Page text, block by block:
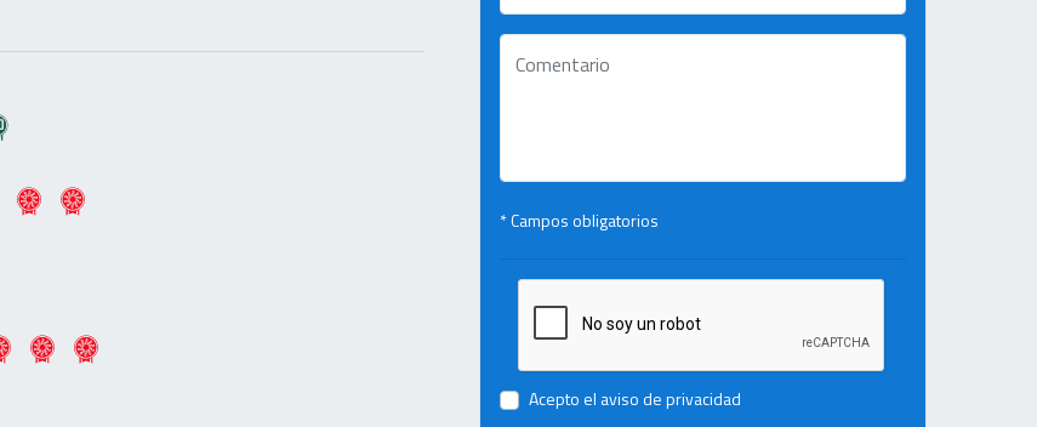
* Campos obligatorios
Acepto el aviso de privacidad